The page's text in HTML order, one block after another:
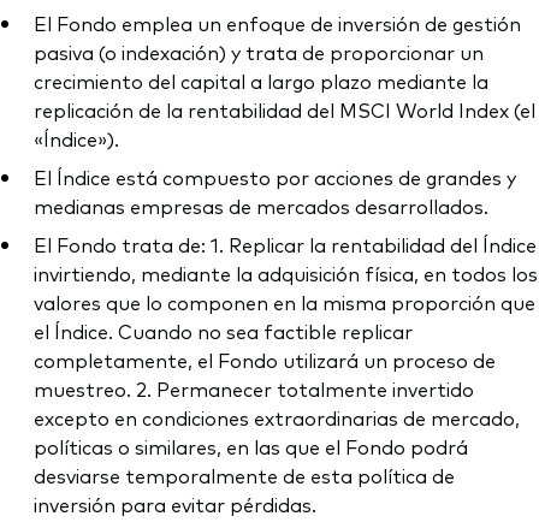
El Fondo emplea un enfoque de inversión de gestión
pasiva (o indexación) y trata de proporcionar un
crecimiento del capital a largo plazo mediante la
replicación de la rentabilidad del MSCI World Index (el
«Índice»).
El Índice está compuesto por acciones de grandes y
medianas empresas de mercados desarrollados.
El Fondo trata de: 1. Replicar la rentabilidad del Índice
invirtiendo, mediante la adquisición física, en todos los
valores que lo componen en la misma proporción que
el Índice. Cuando no sea factible replicar
completamente, el Fondo utilizará un proceso de
muestreo. 2. Permanecer totalmente invertido
excepto en condiciones extraordinarias de mercado,
políticas o similares, en las que el Fondo podrá
desviarse temporalmente de esta política de
inversión para evitar pérdidas.